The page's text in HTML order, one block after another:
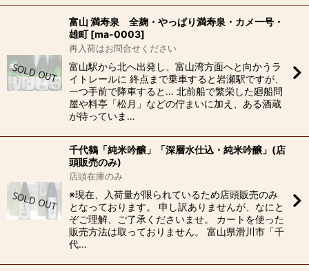
富山 満寿泉 全麹・やっぱり満寿泉・カメ一号・
雄町 [ma-0003]
再入荷はお問合せください
富山駅から北へ出発し、富山湾方面へと向かうラ
イトレールに 終点まで乗車すると岩瀬駅ですが、
一つ手前で降車すると… 北前船で繁栄した廻船問
屋や料亭「松月」などの佇まいに加え、ある酒蔵
が待っていま…
千代鶴「純米吟醸」「深層水仕込・純米吟醸」(店
頭販売のみ)
店頭在庫のみ
※現在、入荷量が限られているため店頭販売のみ
となっております。 申し訳ありませんが、なにと
ぞご理解、ご了承くださいませ。 カートを使った
販売方法は取っておりません。 富山県滑川市「千
代…